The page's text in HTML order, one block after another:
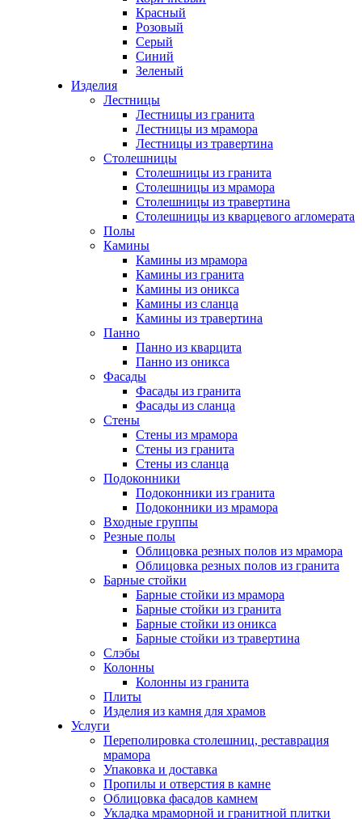
Красный
Розовый
Серый
Синий
Зеленый
Изделия
Лестницы
Лестницы из гранита
Лестницы из мрамора
Лестницы из травертина
Столешницы
Столешницы из гранита
Столешницы из мрамора
Столешницы из травертина
Столешницы из кварцевого агломерата
Полы
Камины
Камины из мрамора
Камины из гранита
Камины из оникса
Камины из сланца
Камины из травертина
Панно
Панно из кварцита
Панно из оникса
Фасады
Фасады из гранита
Фасады из сланца
Стены
Стены из мрамора
Стены из гранита
Стены из сланца
Подоконники
Подоконники из гранита
Подоконники из мрамора
Входные группы
Резные полы
Облицовка резных полов из мрамора
Облицовка резных полов из гранита
Барные стойки
Барные стойки из мрамора
Барные стойки из гранита
Барные стойки из оникса
Барные стойки из травертина
Слэбы
Колонны
Колонны из гранита
Плиты
Изделия из камня для храмов
Услуги
Переполировка столешниц, реставрация
мрамора
Упаковка и доставка
Пропилы и отверстия в камне
Облицовка фасадов камнем
Укладка мраморной и гранитной плитки